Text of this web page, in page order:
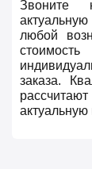
Звоните
любой
заказа.